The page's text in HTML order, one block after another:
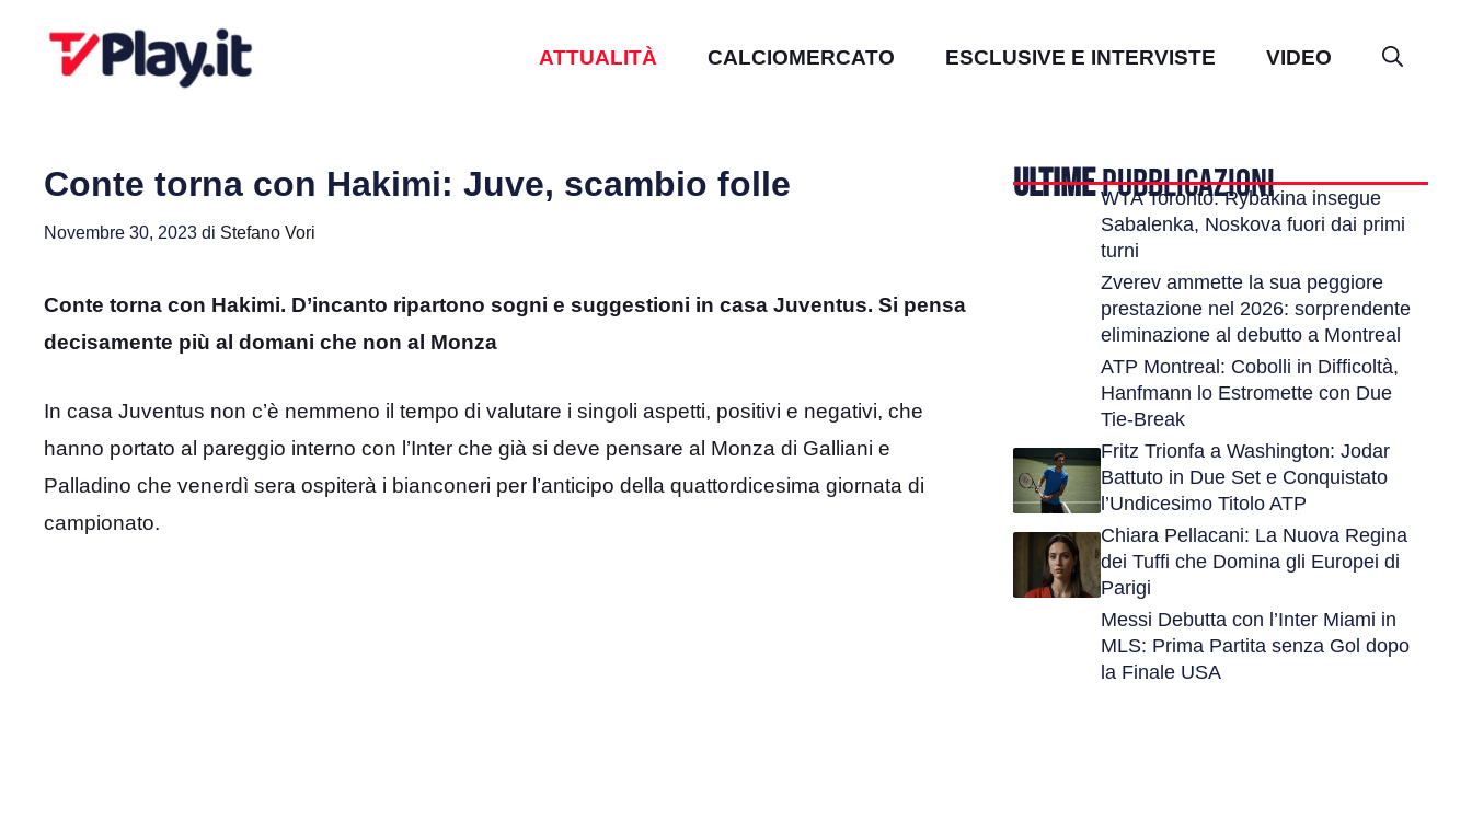
ATTUALITÀ CALCIOMERCATO ESCLUSIVE E INTERVISTE VIDEO
Conte torna con Hakimi: Juve, scambio folle
Novembre 30, 2023 di Stefano Vori
Conte torna con Hakimi. D’incanto ripartono sogni e suggestioni in casa Juventus. Si pensa
decisamente più al domani che non al Monza
In casa Juventus non c’è nemmeno il tempo di valutare i singoli aspetti, positivi e negativi, che
hanno portato al pareggio interno con l’Inter che già si deve pensare al Monza di Galliani e
Palladino che venerdì sera ospiterà i bianconeri per l’anticipo della quattordicesima giornata di
campionato.
ULTIMEPUBBLICAZIONI
WTA Toronto: Rybakina insegue
Sabalenka, Noskova fuori dai primi
turni
Zverev ammette la sua peggiore
prestazione nel 2026: sorprendente
eliminazione al debutto a Montreal
ATP Montreal: Cobolli in Difficoltà,
Hanfmann lo Estromette con Due
Tie-Break
Fritz Trionfa a Washington: Jodar
Battuto in Due Set e Conquistato
l’Undicesimo Titolo ATP
Chiara Pellacani: La Nuova Regina
dei Tuffi che Domina gli Europei di
Parigi
Messi Debutta con l’Inter Miami in
MLS: Prima Partita senza Gol dopo
la Finale USA